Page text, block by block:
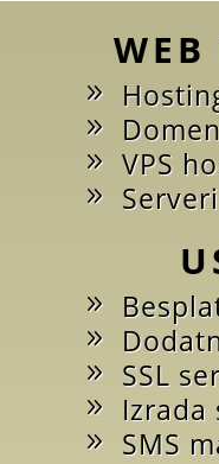
VPS
Serveri
SSL
Izrada
SMS